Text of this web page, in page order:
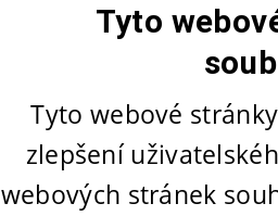
Tyto
Tyto webové
zlepšení
webových stránek